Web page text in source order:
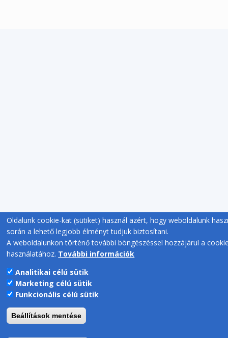
Oldalunk cookie-kat (sütiket) használ azért, hogy weboldalunk
során a lehető legjobb élményt tudjuk biztosítani.
A weboldalunkon történő további böngészéssel hozzájárul a
használatához. További információk
Analitikai célú sütik
Marketing célú sütik
Funkcionális célú sütik
Beállítások mentése